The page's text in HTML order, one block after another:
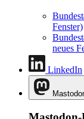
Fenster)
neues
LinkedIn